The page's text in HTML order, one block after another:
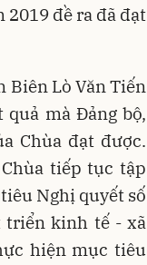
2019 đề ra đã đạt
Biên Lò Văn Tiến
mà Đảng bộ,
Chùa đạt được.
tiếp tục tập
Nghị quyết số
triển kinh tế - xã
hiện mục tiêu